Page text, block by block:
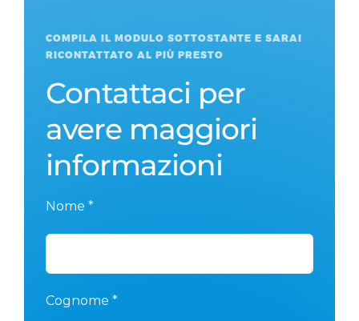
COMPILA IL MODULO SOTTOSTANTE E SARAI
RICONTATTATO AL PIÙ PRESTO
Contattaci per
avere maggiori
informazioni
Nome *
Cognome *